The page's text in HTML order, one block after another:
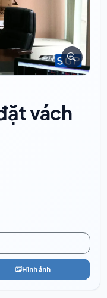
vách
Hình ảnh